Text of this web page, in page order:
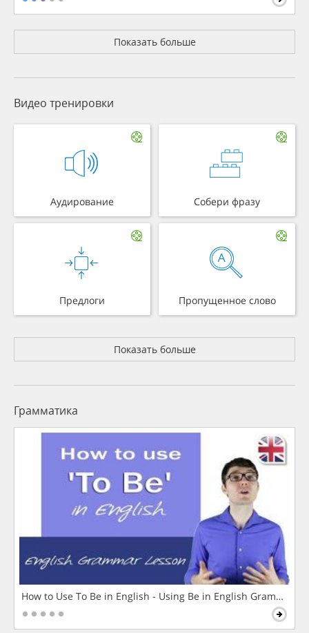
Показать больше
Видео тренировки
Аудирование Собери фразу
Предлоги Пропущенное слово
Показать больше
Грамматика
How to Use To Be in English - Using Be in English Grammar